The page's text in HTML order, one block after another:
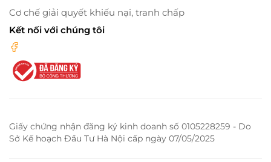
Cơ chế giải quyết khiếu nại, tranh chấp
Kết nối với chúng tôi
Giấy chứng nhận đăng ký kinh doanh số 0105228259 - Do
Sở Kế hoạch Đầu Tư Hà Nội cấp ngày 07/05/2025